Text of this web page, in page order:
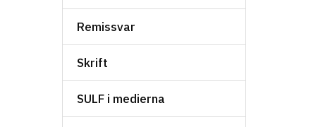
Remissvar
Skrift
SULF i medierna